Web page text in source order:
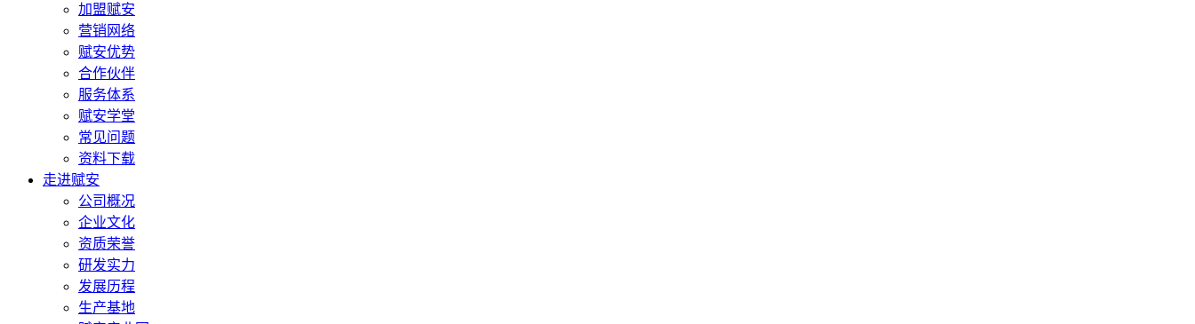
加盟赋安
营销网络
赋安优势
合作伙伴
服务体系
赋安学堂
常见问题
资料下载
走进赋安
公司概况
企业文化
资质荣誉
研发实力
发展历程
生产基地